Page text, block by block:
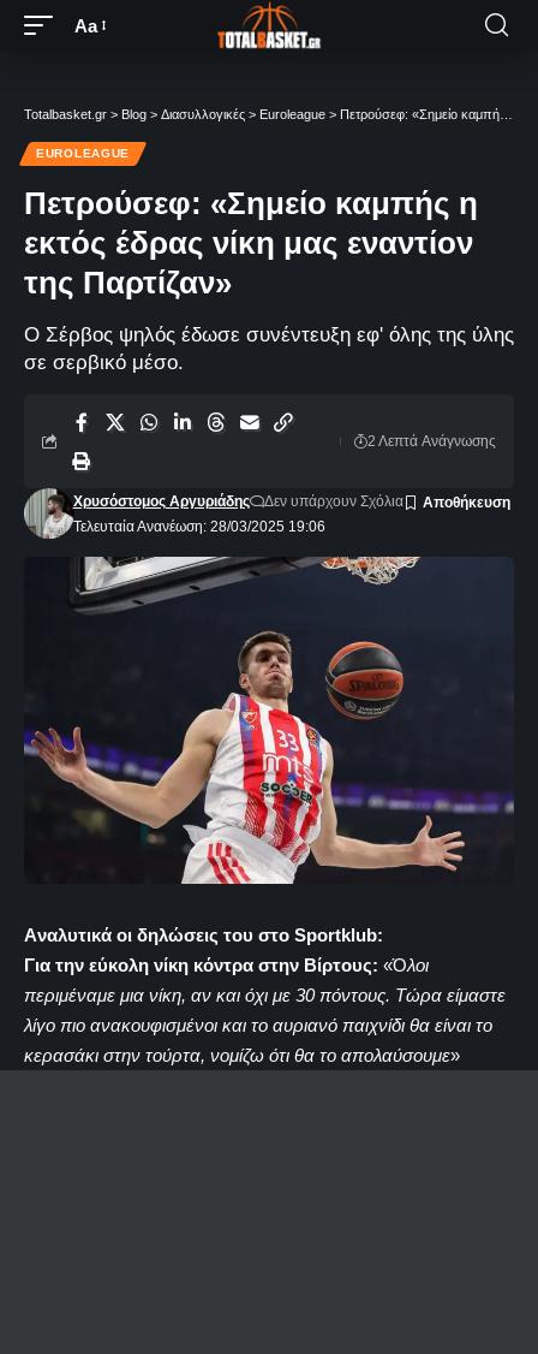
Aa
Totalbasket.gr > Blog > Διασυλλογικές > Euroleague > Πετρούσεφ: «Σημείο καμπής η εκτός έδρας νίκη μας εναντίον της Παρτίζαν»
EUROLEAGUE
Πετρούσεφ: «Σημείο καμπής η
εκτός έδρας νίκη μας εναντίον
της Παρτίζαν»
Ο Σέρβος ψηλός έδωσε συνέντευξη εφ' όλης της ύλης
σε σερβικό μέσο.
Τελευταία Ανανέωση: 28/03/2025 19:06
Χρυσόστομος Αργυριάδης Δεν υπάρχουν Σχόλια
2 Λεπτά Aνάγνωσης
Aναλυτικά οι δηλώσεις του στο Sportklub:
Για την εύκολη νίκη κόντρα στην Βίρτους: «Όλοι
περιμέναμε μια νίκη, αν και όχι με 30 πόντους. Τώρα είμαστε
λίγο πιο ανακουφισμένοι και το αυριανό παιχνίδι θα είναι το
κερασάκι στην τούρτα, νομίζω ότι θα το απολαύσουμε»